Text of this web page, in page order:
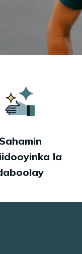
Sahamin
la